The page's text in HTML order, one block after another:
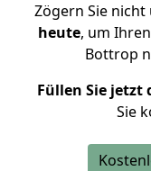
Zögern Sie nicht
heute, um
Bottrop
Füllen Sie jetzt
Sie